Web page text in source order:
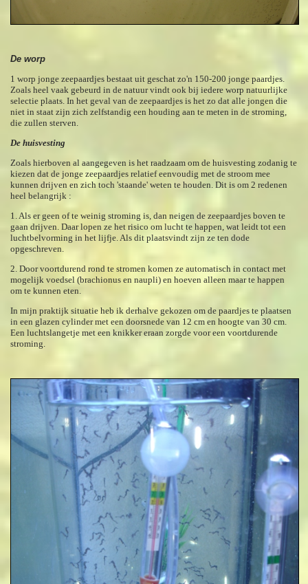
De worp
1 worp jonge zeepaardjes bestaat uit geschat zo'n 150-200 jonge paardjes.
Zoals heel vaak gebeurd in de natuur vindt ook bij iedere worp natuurlijke
selectie plaats. In het geval van de zeepaardjes is het zo dat alle jongen die
niet in staat zijn zich zelfstandig een houding aan te meten in de stroming,
die zullen sterven.
De huisvesting
Zoals hierboven al aangegeven is het raadzaam om de huisvesting zodanig te
kiezen dat de jonge zeepaardjes relatief eenvoudig met de stroom mee
kunnen drijven en zich toch 'staande' weten te houden. Dit is om 2 redenen
heel belangrijk :
1. Als er geen of te weinig stroming is, dan neigen de zeepaardjes boven te
gaan drijven. Daar lopen ze het risico om lucht te happen, wat leidt tot een
luchtbelvorming in het lijfje. Als dit plaatsvindt zijn ze ten dode
opgeschreven.
2. Door voortdurend rond te stromen komen ze automatisch in contact met
mogelijk voedsel (brachionus en naupli) en hoeven alleen maar te happen
om te kunnen eten.
In mijn praktijk situatie heb ik derhalve gekozen om de paardjes te plaatsen
in een glazen cylinder met een doorsnede van 12 cm en hoogte van 30 cm.
Een luchtslangetje met een knikker eraan zorgde voor een voortdurende
stroming.